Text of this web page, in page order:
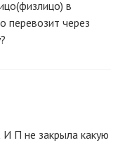
в
перевозит через
И П не закрыла какую